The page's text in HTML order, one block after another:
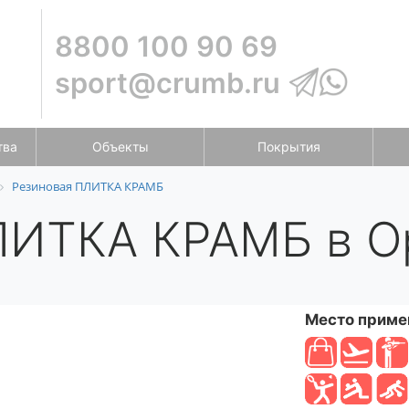
8800 100 90 69
sport@crumb.ru
Объекты Покрытия
Резиновая ПЛИТКА КРАМБ
КРАМБ в
Место